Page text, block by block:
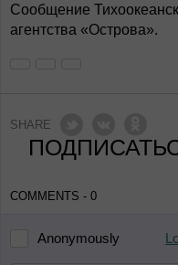
Сообщение
агентства «Острова».
SHARE
COMMENTS - 0
Anonymously